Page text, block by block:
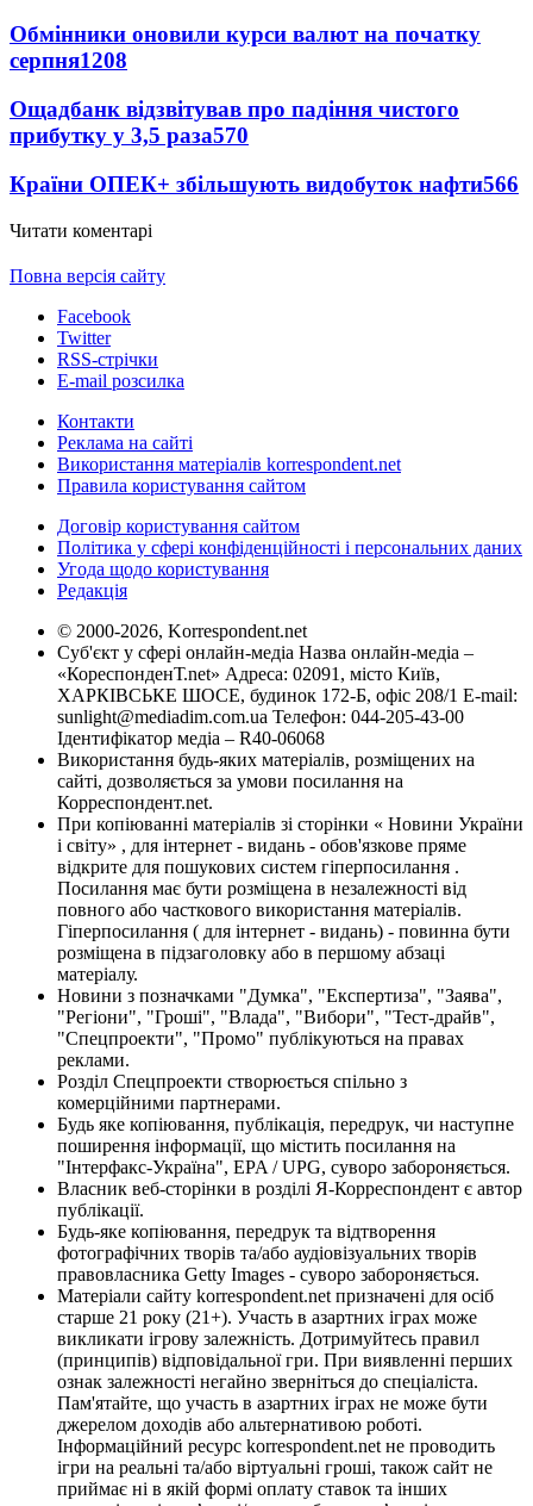
Обмінники оновили курси валют на початку
серпня1208
Ощадбанк відзвітував про падіння чистого
прибутку у 3,5 раза570
Країни ОПЕК+ збільшують видобуток нафти566
Читати коментарі
Повна версія сайту
Facebook
Twitter
RSS-стрічки
E-mail розсилка
Контакти
Реклама на сайті
Використання матеріалів korrespondent.net
Правила користування сайтом
Договір користування сайтом
Політика у сфері конфіденційності і персональних даних
Угода щодо користування
Редакція
© 2000-2026, Korrespondent.net
Суб'єкт у сфері онлайн-медіа Назва онлайн-медіа –
«КореспонденТ.net» Адреса: 02091, місто Київ,
ХАРКІВСЬКЕ ШОСЕ, будинок 172-Б, офіс 208/1 E-mail:
sunlight@mediadim.com.ua Телефон: 044-205-43-00
Ідентифікатор медіа – R40-06068
Використання будь-яких матеріалів, розміщених на
сайті, дозволяється за умови посилання на
Корреспондент.net.
При копіюванні матеріалів зі сторінки « Новини України
і світу» , для інтернет - видань - обов'язкове пряме
відкрите для пошукових систем гіперпосилання .
Посилання має бути розміщена в незалежності від
повного або часткового використання матеріалів.
Гіперпосилання ( для інтернет - видань) - повинна бути
розміщена в підзаголовку або в першому абзаці
матеріалу.
Новини з позначками "Думка", "Експертиза", "Заява",
"Регіони", "Гроші", "Влада", "Вибори", "Тест-драйв",
"Спецпроекти", "Промо" публікуються на правах
реклами.
Розділ Спецпроекти створюється спільно з
комерційними партнерами.
Будь яке копіювання, публікація, передрук, чи наступне
поширення інформації, що містить посилання на
"Інтерфакс-Україна", EPA / UPG, суворо забороняється.
Власник веб-сторінки в розділі Я-Корреспондент є автор
публікації.
Будь-яке копіювання, передрук та відтворення
фотографічних творів та/або аудіовізуальних творів
правовласника Getty Images - суворо забороняється.
Матеріали сайту korrespondent.net призначені для осіб
старше 21 року (21+). Участь в азартних іграх може
викликати ігрову залежність. Дотримуйтесь правил
(принципів) відповідальної гри. При виявленні перших
ознак залежності негайно зверніться до спеціаліста.
Пам'ятайте, що участь в азартних іграх не може бути
джерелом доходів або альтернативою роботі.
Інформаційний ресурс korrespondent.net не проводить
ігри на реальні та/або віртуальні гроші, також сайт не
приймає ні в якій формі оплату ставок та інших